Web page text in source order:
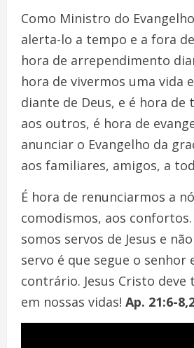
Como Ministro do
alerta-lo a tempo e a fora
hora de arrependimento
hora de vivermos uma vida
diante de Deus, e é hora
aos outros, é hora de
anunciar o Evangelho da
aos familiares, amigos, a
É hora de renunciarmos a
comodismos, aos confortos.
somos servos de Jesus e
servo é que segue o senhor
contrário. Jesus Cristo deve
em nossas vidas! Ap. 21:6-